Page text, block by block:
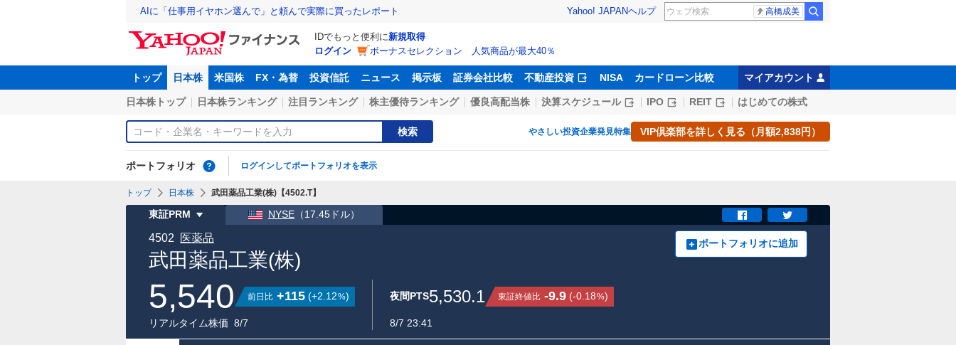
AIに「仕事用イヤホン選んで」と頼んで実際に買ったレポート Yahoo! JAPANヘルプ 高橋成美
IDでもっと便利に新規取得
ログイン
ボーナスセレクション 人気商品が最大40％
トップ 日本株 米国株 FX・為替 投資信託 ニュース 掲示板 証券会社比較 不動産投資 NISA カードローン比較 マイアカウント
日本株トップ 日本株ランキング 注目ランキング 株主優待ランキング 優良高配当株 決算スケジュール IPO REIT はじめての株式
検索 やさしい投資企業発見特集 VIP倶楽部を詳しく見る（月額2,838円）
ポートフォリオ ログインしてポートフォリオを表示
トップ 日本株 武田薬品工業(株)【4502.T】
東証PRM NYSE （17.45ドル）
武田薬品工業(株)
4502 医薬品 ポートフォリオに追加
5,540 前日比 +115 (+2.12%)
リアルタイム株価 8/7
夜間PTS5,530.1 東証終値比 -9.9 (-0.18%)
8/7 23:41